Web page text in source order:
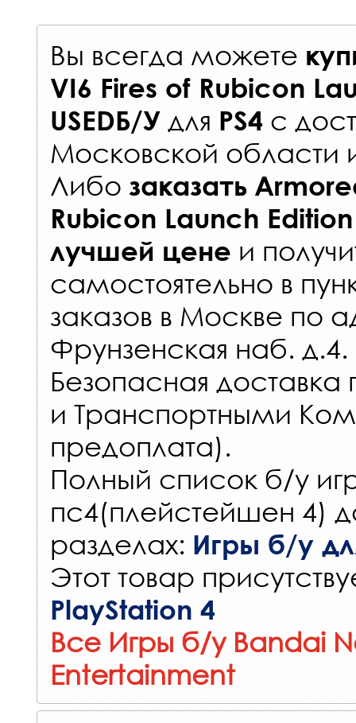
Вы всегда можете
VI6 Fires of Rubicon
USEDБ/У для PS4 с
Московской области
Либо заказать
Rubicon Launch Edition
лучшей цене и
самостоятельно в
заказов в Москве по
Фрунзенская наб. д.4.
Безопасная
и Транспортными
предоплата).
Полный список б/у
пс4(плейстейшен 4)
разделах: Игры б/у
Этот товар
PlayStation 4
Все Игры б/у Bandai
Entertainment